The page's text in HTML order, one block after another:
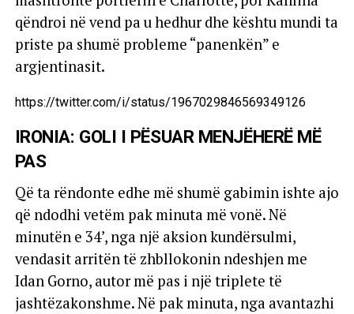
qëndroi në vend pa u hedhur dhe kështu mundi ta
priste pa shumë probleme “panenkën” e
argjentinasit.
https://twitter.com/i/status/1967029846569349126
IRONIA: GOLI I PËSUAR MENJËHERË MË
PAS
Që ta rëndonte edhe më shumë gabimin ishte ajo
që ndodhi vetëm pak minuta më vonë. Në
minutën e 34’, nga një aksion kundërsulmi,
vendasit arritën të zhbllokonin ndeshjen me
Idan Gorno, autor më pas i një triplete të
jashtëzakonshme. Në pak minuta, nga avantazhi